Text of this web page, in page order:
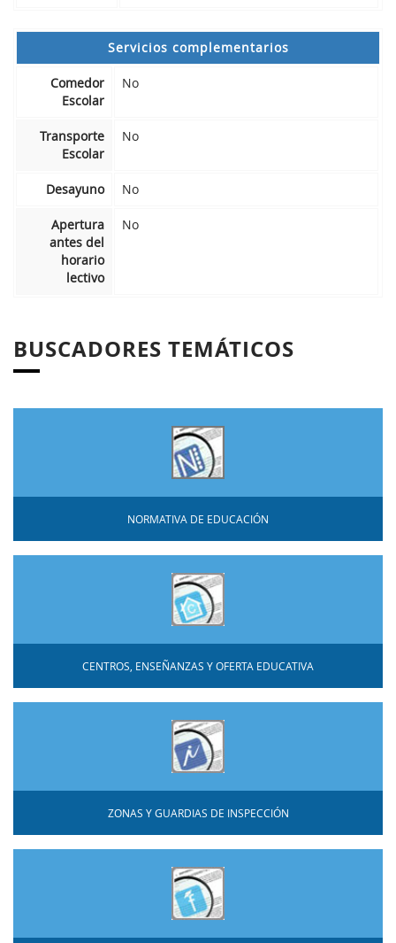
Servicios complementarios
Comedor
Escolar
No
Transporte
Escolar
No
Desayuno No
Apertura
antes del
horario
lectivo
No
BUSCADORES TEMÁTICOS
NORMATIVA DE EDUCACIÓN
CENTROS, ENSEÑANZAS Y OFERTA EDUCATIVA
ZONAS Y GUARDIAS DE INSPECCIÓN